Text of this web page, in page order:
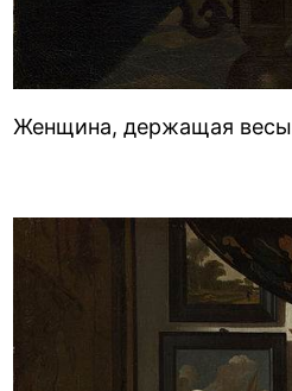
Женщина, держащая весы